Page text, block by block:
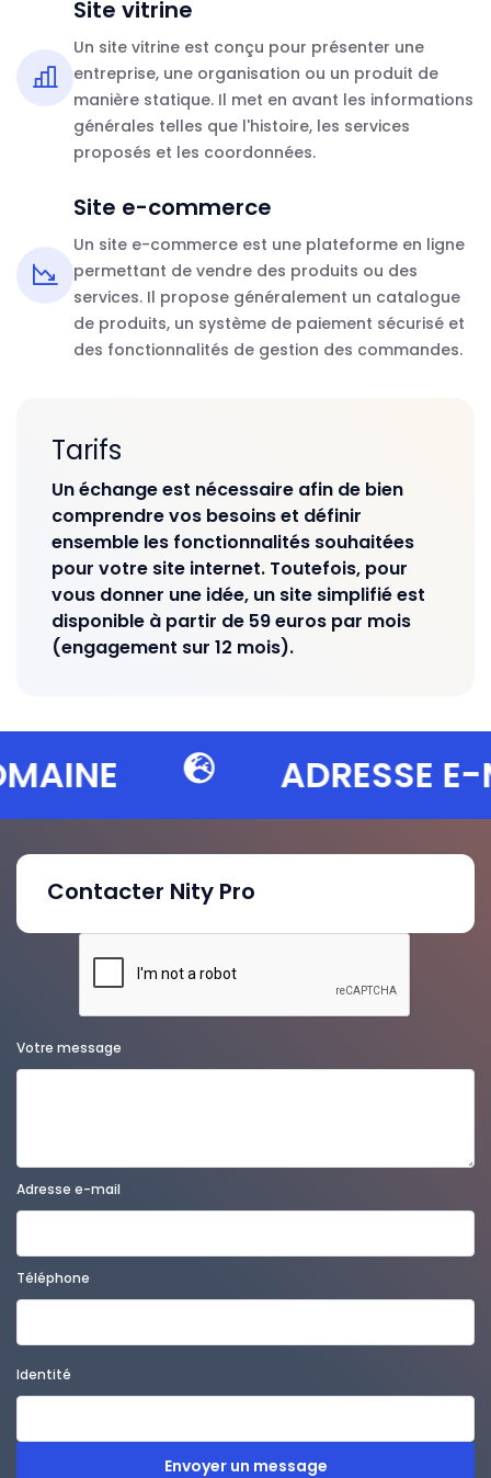
Site vitrine
Un site vitrine est conçu pour présenter une
entreprise, une organisation ou un produit de
manière statique. Il met en avant les informations
générales telles que l'histoire, les services
proposés et les coordonnées.
Site e-commerce
Un site e-commerce est une plateforme en ligne
permettant de vendre des produits ou des
services. Il propose généralement un catalogue
de produits, un système de paiement sécurisé et
des fonctionnalités de gestion des commandes.
Tarifs
Un échange est nécessaire afin de bien
comprendre vos besoins et définir
ensemble les fonctionnalités souhaitées
pour votre site internet. Toutefois, pour
vous donner une idée, un site simplifié est
disponible à partir de 59 euros par mois
(engagement sur 12 mois).
ADRESSE E-
Contacter Nity Pro
Identité
Téléphone
Adresse e-mail
Votre message
Envoyer un message